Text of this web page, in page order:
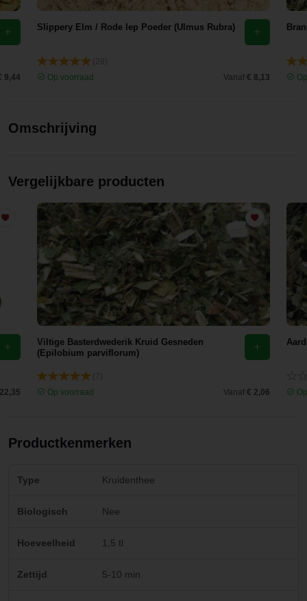
9,44
Slippery Elm / Rode Iep Poeder (Ulmus Rubra)
Op voorraad
Vanaf € 8,13
Omschrijving
Vergelijkbare producten
Viltige Basterdwederik Kruid Gesneden
(Epilobium parviflorum)
Op voorraad
Vanaf € 2,06
Productkenmerken
Type Kruidenthee
Biologisch Nee
Hoeveelheid 1,5 tl
Zettijd 5-10 min.